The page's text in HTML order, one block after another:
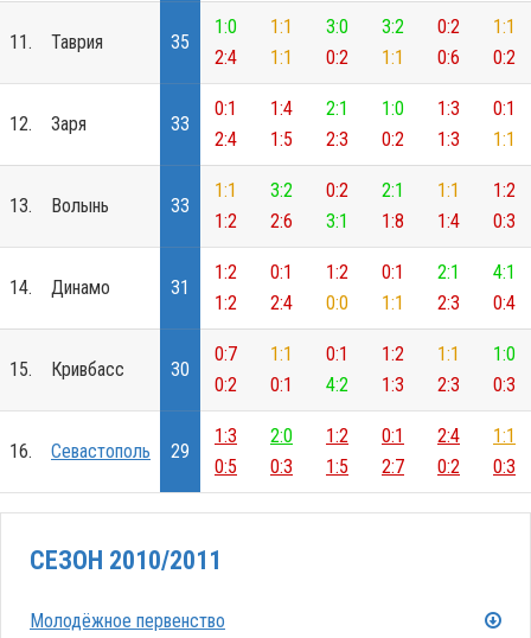
11. Таврия 35
1:0
2:4
1:1
1:1
3:0
0:2
3:2
1:1
0:2
0:6
1:1
0:2
12. Заря 33
0:1
2:4
1:4
1:5
2:1
2:3
1:0
0:2
1:3
1:3
0:1
1:1
13. Волынь 33
1:1
1:2
3:2
2:6
0:2
3:1
2:1
1:8
1:1
1:4
1:2
0:3
14. Динамо 31
1:2
1:2
0:1
2:4
1:2
0:0
0:1
1:1
2:1
2:3
4:1
0:4
15. Кривбасс 30
0:7
0:2
1:1
0:1
0:1
4:2
1:2
1:3
1:1
2:3
1:0
0:3
16. Севастополь 29
1:3
0:5
2:0
0:3
1:2
1:5
0:1
2:7
2:4
0:2
1:1
0:3
СЕЗОН 2010/2011
Молодёжное первенство